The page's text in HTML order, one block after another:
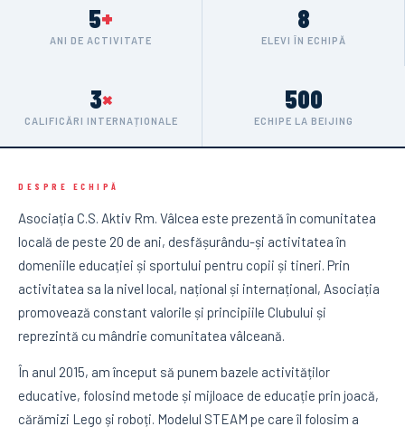
5+
ANI DE ACTIVITATE
8
ELEVI ÎN ECHIPĂ
3×
CALIFICĂRI INTERNAȚIONALE
500
ECHIPE LA BEIJING
DESPRE ECHIPĂ
Asociația C.S. Aktiv Rm. Vâlcea este prezentă în comunitatea
locală de peste 20 de ani, desfășurându-și activitatea în
domeniile educației și sportului pentru copii și tineri. Prin
activitatea sa la nivel local, național și internațional, Asociația
promovează constant valorile și principiile Clubului și
reprezintă cu mândrie comunitatea vâlceană.
În anul 2015, am început să punem bazele activităților
educative, folosind metode și mijloace de educație prin joacă,
cărămizi Lego și roboți. Modelul STEAM pe care îl folosim a